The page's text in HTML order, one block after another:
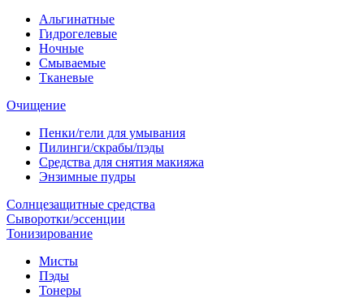
Альгинатные
Гидрогелевые
Ночные
Смываемые
Тканевые
Очищение
Пенки/гели для умывания
Пилинги/скрабы/пэды
Средства для снятия макияжа
Энзимные пудры
Солнцезащитные средства
Сыворотки/эссенции
Тонизирование
Мисты
Пэды
Тонеры